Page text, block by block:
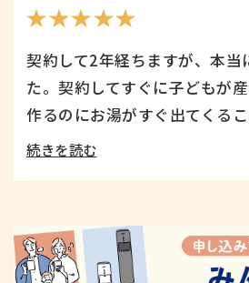
年体験レポート こだ
契約して2年経ちますが、本当
た。契約してすぐに子どもが
作るのにお湯がすぐ出てくる
続きを読む